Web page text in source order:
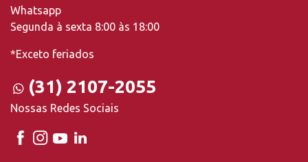
Whatsapp
Segunda à sexta 8:00 às 18:00
*Exceto feriados
(31) 2107-2055
Nossas Redes Sociais